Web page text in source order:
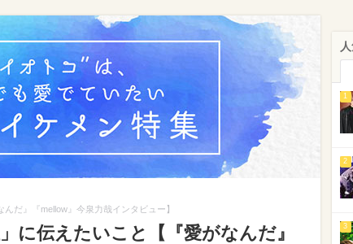
だ』『mellow』今泉力哉インタビュー】
に伝えたいこと【『愛がなんだ』
1
2
3